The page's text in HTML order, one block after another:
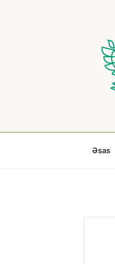
Əsas